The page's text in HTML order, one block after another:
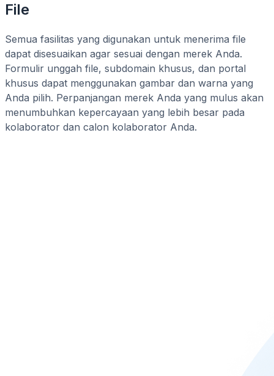
File
Semua fasilitas yang digunakan untuk menerima file
dapat disesuaikan agar sesuai dengan merek Anda.
Formulir unggah file, subdomain khusus, dan portal
khusus dapat menggunakan gambar dan warna yang
Anda pilih. Perpanjangan merek Anda yang mulus akan
menumbuhkan kepercayaan yang lebih besar pada
kolaborator dan calon kolaborator Anda.